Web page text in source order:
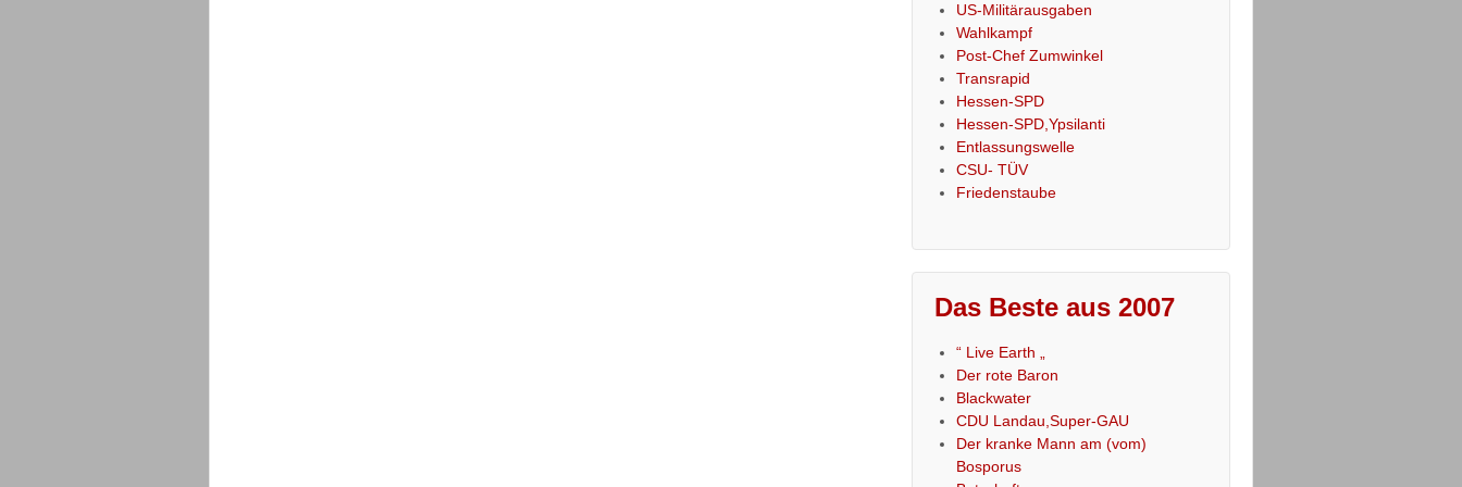
US-Militärausgaben
Wahlkampf
Post-Chef Zumwinkel
Transrapid
Hessen-SPD
Hessen-SPD,Ypsilanti
Entlassungswelle
CSU- TÜV
Friedenstaube
Das Beste aus 2007
“ Live Earth „
Der rote Baron
Blackwater
CDU Landau,Super-GAU
Der kranke Mann am (vom)
Bosporus